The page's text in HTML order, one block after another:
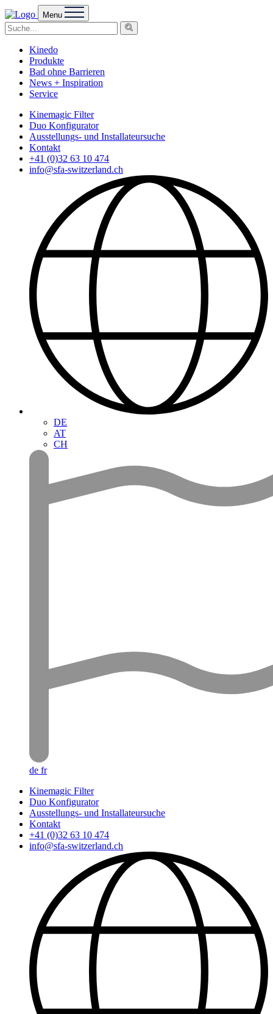
Menu
Kinedo
Produkte
Bad ohne Barrieren
News + Inspiration
Service
Kinemagic Filter
Duo Konfigurator
Ausstellungs- und Installateursuche
Kontakt
+41 (0)32 63 10 474
info@sfa-switzerland.ch
DE
AT
CH
de fr
Kinemagic Filter
Duo Konfigurator
Ausstellungs- und Installateursuche
Kontakt
+41 (0)32 63 10 474
info@sfa-switzerland.ch